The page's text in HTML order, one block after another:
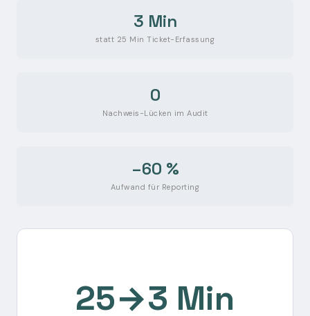
3 Min
statt 25 Min Ticket-Erfassung
0
Nachweis-Lücken im Audit
–60 %
Aufwand für Reporting
25→3 Min